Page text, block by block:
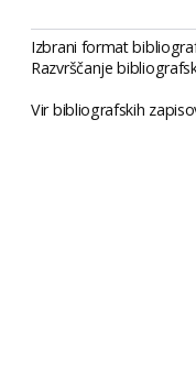
Izbrani format
Razvrščanje
Vir bibliografskih